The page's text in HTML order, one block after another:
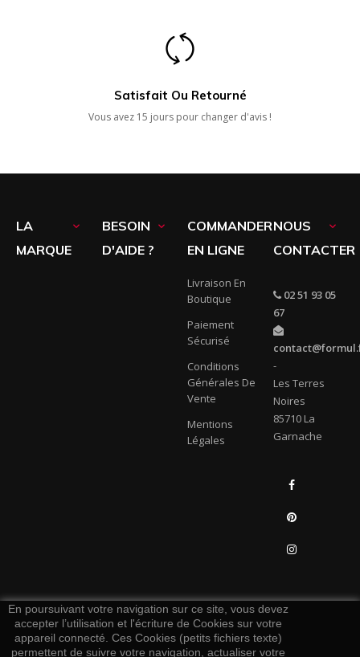
Satisfait Ou Retourné
Vous avez 15 jours pour changer d'avis !
LA
MARQUE

BESOIN
D'AIDE ?

COMMANDER
EN LIGNE
Livraison En
Boutique
Paiement
Sécurisé
Conditions
Générales De
Vente
Mentions
Légales
NOUS
CONTACTER

02 51 93 05
67
-
Les Terres
Noires
85710 La
Garnache
En poursuivant votre navigation sur ce site, vous devez
accepter l’utilisation et l'écriture de Cookies sur votre
appareil connecté. Ces Cookies (petits fichiers texte)
permettent de suivre votre navigation, actualiser votre